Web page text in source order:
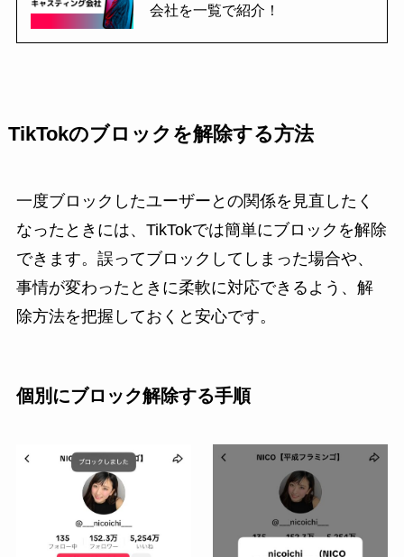
会社を一覧で紹介！
TikTokのブロックを解除する方法
一度ブロックしたユーザーとの関係を見直したく
なったときには、TikTokでは簡単にブロックを解除
できます。誤ってブロックしてしまった場合や、
事情が変わったときに柔軟に対応できるよう、解
除方法を把握しておくと安心です。
個別にブロック解除する手順